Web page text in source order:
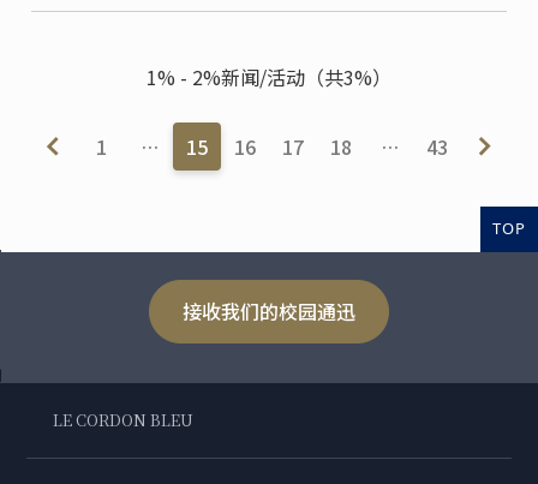
1% - 2%新闻/活动（共3%）
1 … 15 16 17 18 … 43
TOP
接收我们的校园通迅
LE CORDON BLEU